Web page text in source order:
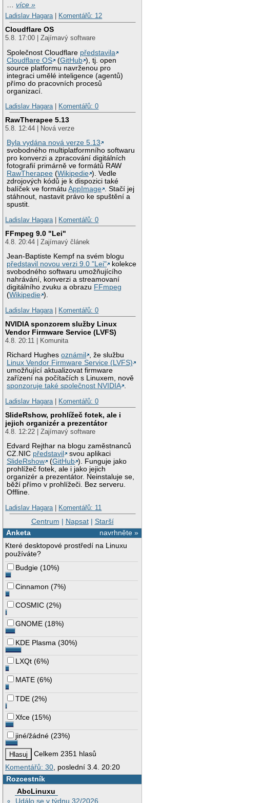
…více »
Ladislav Hagara| Komentářů: 12
Cloudflare OS
5.8. 17:00 | Zajímavý software
Společnost Cloudflare představila
Cloudflare OS
(GitHub ), tj. open
source platformu navrženou pro
integraci umělé inteligence (agentů)
přímo do pracovních procesů
organizací.
Ladislav Hagara| Komentářů: 0
RawTherapee 5.13
5.8. 12:44 | Nová verze
Byla vydána nová verze 5.13
svobodného multiplatformního softwaru
pro konverzi a zpracování digitálních
fotografií primárně ve formátů RAW
RawTherapee (Wikipedie ). Vedle
zdrojových kódů je k dispozici také
balíček ve formátuAppImage . Stačí jej
stáhnout, nastavit právo ke spuštění a
spustit.
Ladislav Hagara| Komentářů: 0
FFmpeg 9.0 "Lei"
4.8. 20:44 | Zajímavý článek
Jean-Baptiste Kempf na svém blogu
představil novou verzi 9.0 "Lei"
kolekce
svobodného softwaru umožňujícího
nahrávání, konverzi a streamovaní
digitálního zvuku a obrazu FFmpeg
(Wikipedie ).
Ladislav Hagara| Komentářů: 0
NVIDIA sponzorem služby Linux
Vendor Firmware Service (LVFS)
4.8. 20:11 | Komunita
Richard Hughesoznámil
, že službu
Linux Vendor Firmware Service (LVFS)
umožňující aktualizovat firmware
zařízení na počítačích s Linuxem, nově
sponzoruje také společnost NVIDIA .
Ladislav Hagara| Komentářů: 0
SlideRshow, prohlížeč fotek, ale i
jejich organizér a prezentátor
4.8. 12:22 | Zajímavý software
Edvard Rejthar na blogu zaměstnanců
CZ.NIC představil
svou aplikaci
SlideRshow
(GitHub ). Funguje jako
prohlížeč fotek, ale i jako jejich
organizér a prezentátor. Neinstaluje se,
běží přímo v prohlížeči. Bez serveru.
Offline.
Ladislav Hagara| Komentářů: 11
Centrum | Napsat| Starší
navrhněte »
Anketa
Které desktopové prostředí na Linuxu
používáte?
Budgie (10%)
Cinnamon (7%)
COSMIC (2%)
GNOME (18%)
KDE Plasma (30%)
LXQt (6%)
MATE (6%)
TDE (2%)
Xfce (15%)
jiné/žádné (23%)
Celkem 2351 hlasů
Komentářů: 30 , poslední 3.4. 20:20
Rozcestník
AbcLinuxu
Událo se v týdnu 32/2026